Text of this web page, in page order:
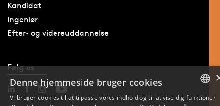
Kandidat
Ingeniør
Efter- og videreuddannelse
Følg os
Denne hjemmeside bruger cookies
Vi bruger cookies til at tilpasse vores indhold og til at vise dig funktioner